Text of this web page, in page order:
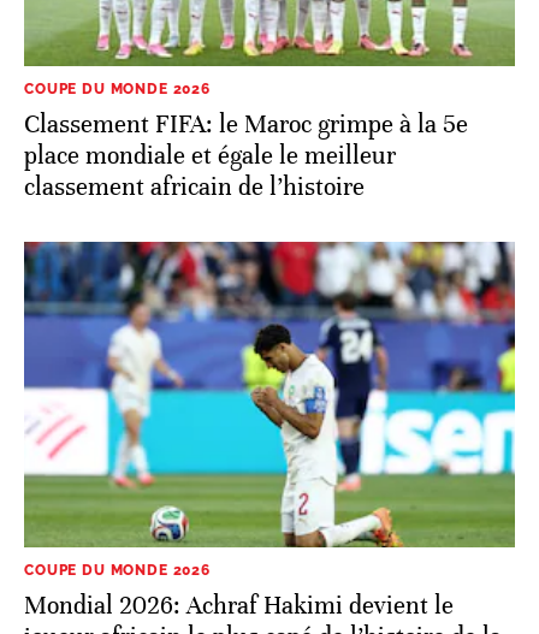
COUPE DU MONDE 2026
Classement FIFA: le Maroc grimpe à la 5e
place mondiale et égale le meilleur
classement africain de l’histoire
COUPE DU MONDE 2026
Mondial 2026: Achraf Hakimi devient le